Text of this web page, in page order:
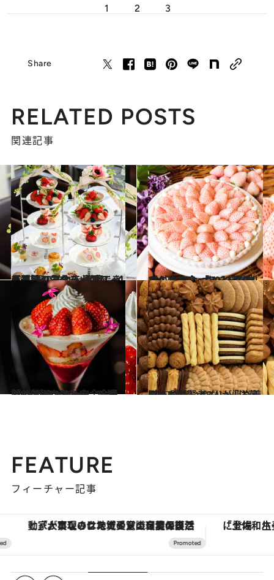
1 2 3
Share
RELATED POSTS
関連記事
2022.1.25
【季節のフルーツ便り・1月】 春の訪れを予感！ イチゴ狩り気分を 満喫できる贅沢アフタヌーンティー
グルメ 2022.1.30
【キル フェ ボン】苺タルトが大集合 「2022 ストロベリーフェア」を開催
グルメ
2022.1.3
渋谷某所にある完全会員制の パフェバー「Remake easy」で 特製パフェを味わう
グルメ 2022.1.7
贈りもの賢者3人が辿り着いた 間違いのない「洋菓子」5選
グルメ
FEATURE
フィーチャー記事
「大事なのは地域の意識を変えること」。ロレックス賞受賞の自然保護活動家が実現させたナイジェリアの自然環境の復活